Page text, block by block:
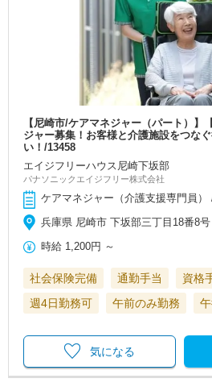
【尼崎市/ケアマネジャー（パート）】
ジャー募集！お客様と介護施設をつな
い！/13458
エイジフリーハウス尼崎下坂部
パナソニックエイジフリー株式会社
ケアマネジャー（介護支援専門員）
兵庫県 尼崎市 下坂部三丁目18番8号
時給 1,200円 ～
社会保険完備 通勤手当 資格
週4日勤務可
午前のみ勤務
気になる